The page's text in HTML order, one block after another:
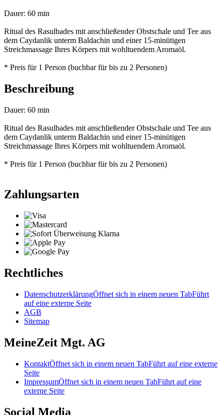
Dauer: 60 min
Ritual des Rasulbades mit anschließender Obstschale und Tee aus
dem Caydanlik unterm Baldachin und einer 15-minütigen
Streichmassage Ihres Körpers mit wohltuendem Aromaöl.
* Preis für 1 Person (buchbar für bis zu 2 Personen)
Beschreibung
Dauer: 60 min
Ritual des Rasulbades mit anschließender Obstschale und Tee aus
dem Caydanlik unterm Baldachin und einer 15-minütigen
Streichmassage Ihres Körpers mit wohltuendem Aromaöl.
* Preis für 1 Person (buchbar für bis zu 2 Personen)
Zahlungsarten
Rechtliches
DatenschutzerklärungÖffnet sich in einem neuen TabFührt
auf eine externe Seite
AGB
Sitemap
MeineZeit Mgt. AG
KontaktÖffnet sich in einem neuen TabFührt auf eine externe
Seite
ImpressumÖffnet sich in einem neuen TabFührt auf eine
externe Seite
Social Media